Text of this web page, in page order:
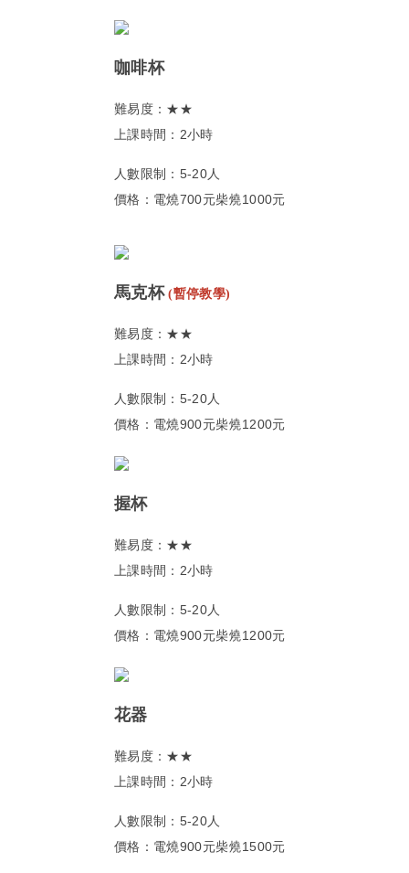
咖啡杯
難易度：★★
上課時間：2小時
人數限制：5-20人
價格：電燒700元柴燒1000元
馬克杯(暫停教學)
難易度：★★
上課時間：2小時
人數限制：5-20人
價格：電燒900元柴燒1200元
握杯
難易度：★★
上課時間：2小時
人數限制：5-20人
價格：電燒900元柴燒1200元
花器
難易度：★★
上課時間：2小時
人數限制：5-20人
價格：電燒900元柴燒1500元